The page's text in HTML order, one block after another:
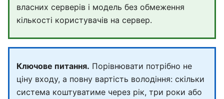
власних серверів і модель без обмеження
кількості користувачів на сервер.
Ключове питання. Порівнювати потрібно не
ціну входу, а повну вартість володіння: скільки
система коштуватиме через рік, три роки або